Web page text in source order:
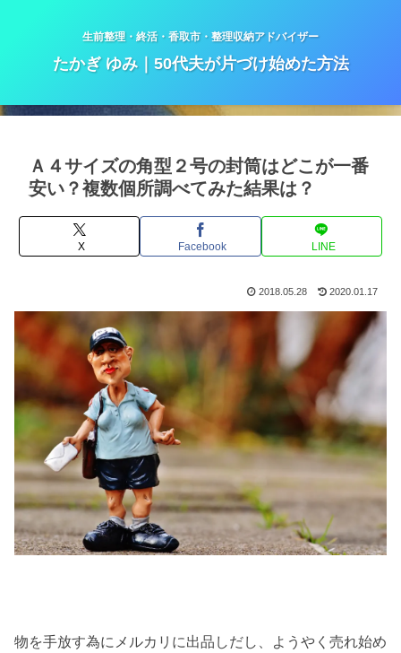
生前整理・終活・香取市・整理収納アドバイザー
たかぎ ゆみ｜50代夫が片づけ始めた方法
Ａ４サイズの角型２号の封筒はどこが一番
安い？複数個所調べてみた結果は？
X Facebook LINE
2018.05.28 2020.01.17
物を手放す為にメルカリに出品しだし、ようやく売れ始め